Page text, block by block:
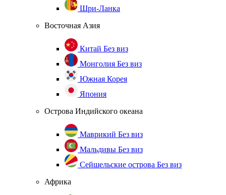
Шри-Ланка
Восточная Азия
Китай Без виз
Монголия Без виз
Южная Корея
Япония
Острова Индийского океана
Маврикий Без виз
Мальдивы Без виз
Сейшельские острова Без виз
Африка